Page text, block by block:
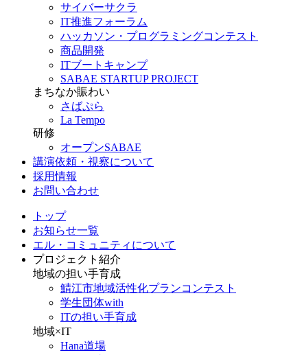
サイバーサクラ
IT推進フォーラム
ハッカソン・プログラミングコンテスト
商品開発
ITブートキャンプ
SABAE STARTUP PROJECT
まちなか賑わい
さばぷら
La Tempo
研修
オープンSABAE
講演依頼・視察について
採用情報
お問い合わせ
トップ
お知らせ一覧
エル・コミュニティについて
プロジェクト紹介
地域の担い手育成
鯖江市地域活性化プランコンテスト
学生団体with
ITの担い手育成
地域×IT
Hana道場